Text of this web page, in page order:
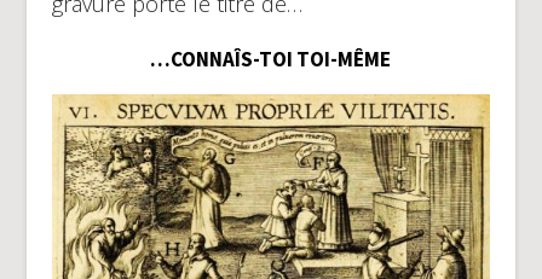
…CONNAÎS-TOI TOI-MÊME